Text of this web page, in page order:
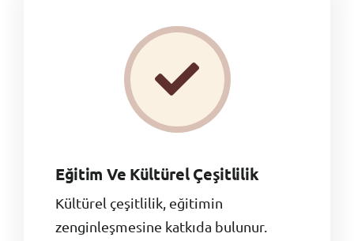
Eğitim Ve Kültürel Çeşitlilik
Kültürel çeşitlilik, eğitimin
zenginleşmesine katkıda bulunur.